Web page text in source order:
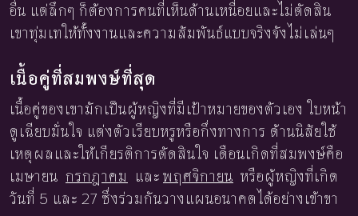
อื่น แต่ลึกๆ ก็ต้องการคนที่เห็นด้านเหนื่อยและไม่ตัดสิน
เขาทุ่มเทให้ทั้งงานและความสัมพันธ์แบบจริงจังไม่เล่นๆ
เนื้อคู่ที่สมพงษ์ที่สุด
เนื้อคู่ของเขามักเป็นผู้หญิงที่มีเป้าหมายของตัวเอง ใบหน้า
ดูเฉียบมั่นใจ แต่งตัวเรียบหรูหรือกึ่งทางการ ด้านนิสัยใช้
เหตุผลและให้เกียรติการตัดสินใจ เดือนเกิดที่สมพงษ์คือ
เมษายน กรกฎาคม และ พฤศจิกายน หรือผู้หญิงที่เกิด
วันที่ 5 และ 27 ซึ่งร่วมกันวางแผนอนาคตได้อย่างเข้าขา